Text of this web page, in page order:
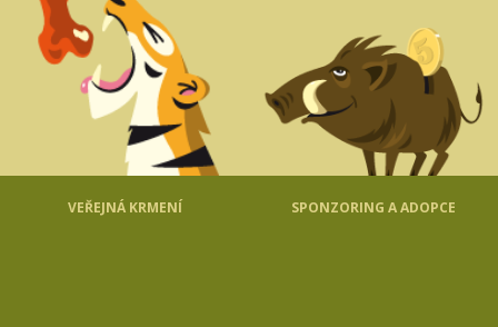
VEŘEJNÁ KRMENÍ SPONZORING A ADOPCE